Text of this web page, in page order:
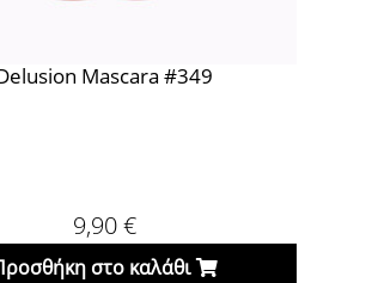
Mascara #349
9,90€
στο καλάθι